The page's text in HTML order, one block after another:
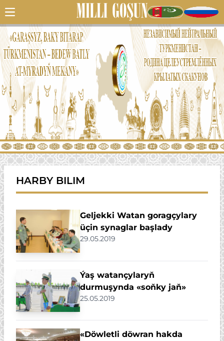
HARBY BILIM
Geljekki Watan goragçylary
üçin synaglar başlady
29.05.2019
Ýaş watançylaryň
durmuşynda «soňky jaň»
25.05.2019
«Döwletli döwran hakda